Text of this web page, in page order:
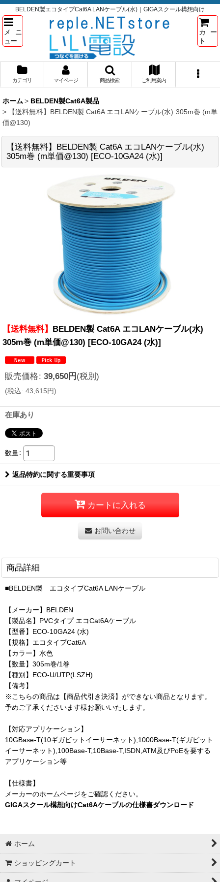
BELDEN製エコタイプCat6A LANケーブル(水)｜GIGAスクール構想向け
メニ
ュー
カー
ト
カテゴリ マイページ 商品検索 ご利用案内
ホーム > BELDEN製Cat6A製品
>
【送料無料】BELDEN製 Cat6A エコLANケーブル(水) 305m巻 (m単
価@130)
【送料無料】BELDEN製 Cat6A エコLANケーブル(水)
305m巻 (m単価@130) [ECO-10GA24 (水)]
【送料無料】 BELDEN製 Cat6A エコLANケーブル(水)
305m巻 (m単価@130) [ECO-10GA24 (水)]
販売価格: 39,650円(税別)
(税込: 43,615円)
在庫あり
数量:
返品特約に関する重要事項
カートに入れる
お問い合わせ
商品詳細
■BELDEN製 エコタイプCat6A LANケーブル
【メーカー】BELDEN
【製品名】PVCタイプ エコCat6Aケーブル
【型番】ECO-10GA24 (水)
【規格】エコタイプCat6A
【カラー】水色
【数量】305m巻/1巻
【種別】ECO-U/UTP(LSZH)
【備考】
※こちらの商品は【商品代引き決済】ができない商品となります。
予めご了承くださいます様お願いいたします。
【対応アプリケーション】
10GBase-T(10ギガビットイーサーネット),1000Base-T(ギガビット
イーサーネット),100Base-T,10Base-T,ISDN,ATM及びPoEを要する
アプリケーション等
【仕様書】
メーカーのホームページをご確認ください。
GIGAスクール構想向けCat6Aケーブルの仕様書ダウンロード
ホーム
ショッピングカート